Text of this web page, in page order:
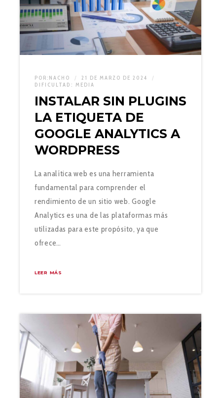
POR: NACHO
21 DE MARZO DE 2024
DIFICULTAD: MEDIA
INSTALAR SIN PLUGINS
LA ETIQUETA DE
GOOGLE ANALYTICS A
WORDPRESS
La analítica web es una herramienta
fundamental para comprender el
rendimiento de un sitio web. Google
Analytics es una de las plataformas más
utilizadas para este propósito, ya que
ofrece…
LEER MÁS